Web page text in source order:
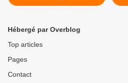
Hébergé par Overblog
Top articles
Pages
Contact